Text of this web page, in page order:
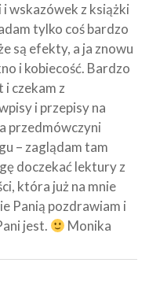
wskazówek z książki
tylko coś bardzo
są efekty, a ja znowu
i kobiecość. Bardzo
i czekam z
i przepisy na
przedmówczyni
– zaglądam tam
doczekać lektury z
która już na mnie
Panią pozdrawiam i
jest.
Monika